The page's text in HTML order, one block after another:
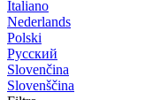
Italiano
Nederlands
Polski
Русский
Slovenčina
Slovenščina